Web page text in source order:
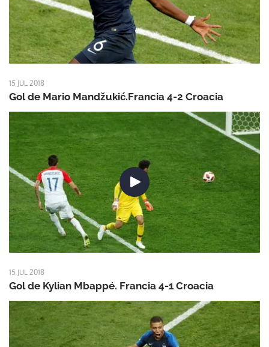
15 JUL 2018
Gol de Mario Mandžukić.Francia 4-2 Croacia
15 JUL 2018
Gol de Kylian Mbappé. Francia 4-1 Croacia